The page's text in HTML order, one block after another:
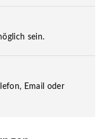
sein.
Email oder